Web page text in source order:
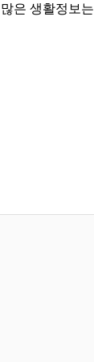
은 생활정보는